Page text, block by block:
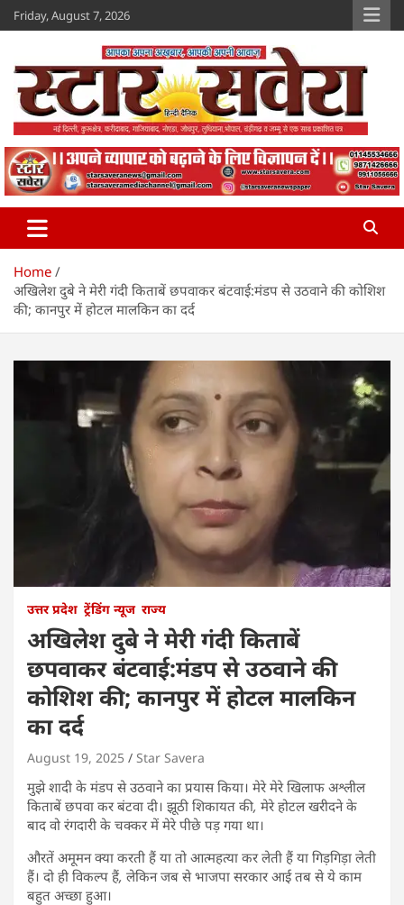
Skip
to
Friday, August 7, 2026
Star Savera
www.starsavera.com
Home
अखिलेश दुबे ने मेरी गंदी किताबें छपवाकर बंटवाई:मंडप से उठवाने की कोशिश
की; कानपुर में होटल मालकिन का दर्द
उत्तर प्रदेश ट्रेंडिंग न्यूज राज्य
अखिलेश दुबे ने मेरी गंदी किताबें
छपवाकर बंटवाई:मंडप से उठवाने की
कोशिश की; कानपुर में होटल मालकिन
का दर्द
August 19, 2025 Star Savera
मुझे शादी के मंडप से उठवाने का प्रयास किया। मेरे मेरे खिलाफ अश्लील
किताबें छपवा कर बंटवा दी। झूठी शिकायत की, मेरे होटल खरीदने के
बाद वो रंगदारी के चक्कर में मेरे पीछे पड़ गया था।
औरतें अमूमन क्या करती हैं या तो आत्महत्या कर लेती हैं या गिड़गिड़ा लेती
हैं। दो ही विकल्प हैं, लेकिन जब से भाजपा सरकार आई तब से ये काम
बहुत अच्छा हुआ।